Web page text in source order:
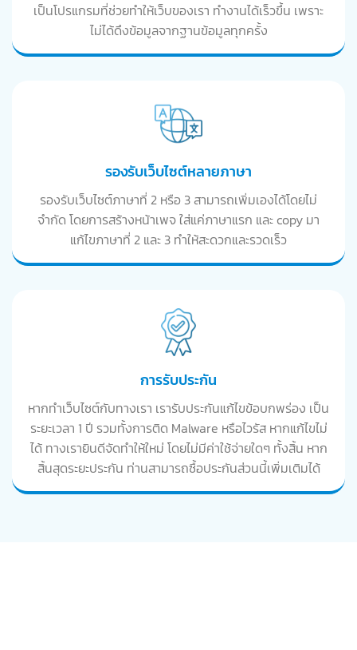
เป็นโปรแกรมที่ช่วยทำให้เว็บของเรา ทำงานได้เร็วขึ้น เพราะ
ไม่ได้ดึงข้อมูลจากฐานข้อมูลทุกครั้ง
รองรับเว็บไซต์หลายภาษา
รองรับเว็บไซต์ภาษาที่ 2 หรือ 3 สามารถเพิ่มเองได้โดยไม่
จำกัด โดยการสร้างหน้าเพจ ใส่แค่ภาษาแรก และ copy มา
แก้ไขภาษาที่ 2 และ 3 ทำให้สะดวกและรวดเร็ว
การรับประกัน
หากทำเว็บไซต์กับทางเรา เรารับประกันแก้ไขข้อบกพร่อง เป็น
ระยะเวลา 1 ปี รวมทั้งการติด Malware หรือไวรัส หากแก้ไขไม่
ได้ ทางเรายินดีจัดทำให้ใหม่ โดยไม่มีค่าใช้จ่ายใดๆ ทั้งสิ้น หาก
สิ้นสุดระยะประกัน ท่านสามารถซื้อประกันส่วนนี้เพิ่มเติมได้